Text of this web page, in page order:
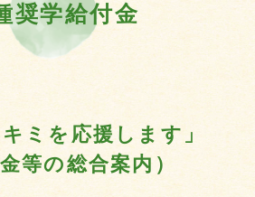
奨学給付金
ミを応援します」
等の総合案内）